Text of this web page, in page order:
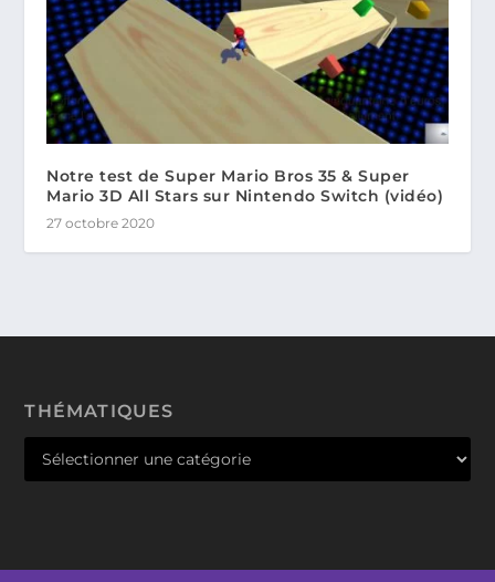
Notre test de Super Mario Bros 35 & Super
Mario 3D All Stars sur Nintendo Switch (vidéo)
27 octobre 2020
THÉMATIQUES